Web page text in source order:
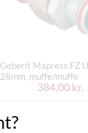
Geberit Mapress FZ
28mm, muffe/muffe
384,00 kr.